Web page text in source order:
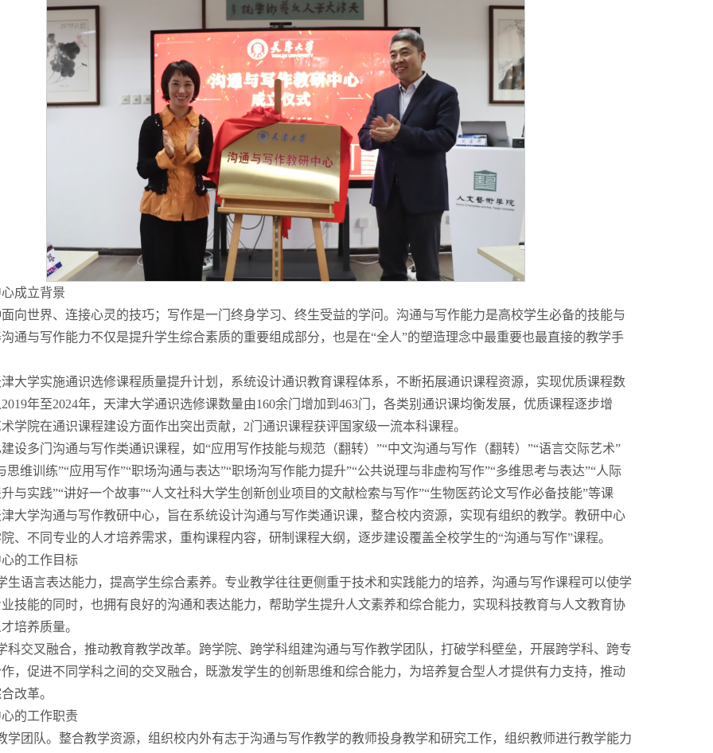
成立背景
向世界、连接心灵的技巧；写作是一门终身学习、终生受益的学问。沟通与写作能力是高校学生必备的技能与
通与写作能力不仅是提升学生综合素质的重要组成部分，也是在“全人”的塑造理念中最重要也最直接的教学手
大学实施通识选修课程质量提升计划，系统设计通识教育课程体系，不断拓展通识课程资源，实现优质课程数
年至2024年，天津大学通识选修课数量由160余门增加到463门，各类别通识课均衡发展，优质课程逐步增
学院在通识课程建设方面作出突出贡献，2门通识课程获评国家级一流本科课程。
设多门沟通与写作类通识课程，如“应用写作技能与规范（翻转）”“中文沟通与写作（翻转）”“语言交际艺术”
思维训练”“应用写作”“职场沟通与表达”“职场沟写作能力提升”“公共说理与非虚构写作”“多维思考与表达”“人际
与实践”“讲好一个故事”“人文社科大学生创新创业项目的文献检索与写作”“生物医药论文写作必备技能”等课
大学沟通与写作教研中心，旨在系统设计沟通与写作类通识课，整合校内资源，实现有组织的教学。教研中心
、不同专业的人才培养需求，重构课程内容，研制课程大纲，逐步建设覆盖全校学生的“沟通与写作”课程。
的工作目标
生语言表达能力，提高学生综合素养。专业教学往往更侧重于技术和实践能力的培养，沟通与写作课程可以使学
技能的同时，也拥有良好的沟通和表达能力，帮助学生提升人文素养和综合能力，实现科技教育与人文教育协
培养质量。
科交叉融合，推动教育教学改革。跨学院、跨学科组建沟通与写作教学团队，打破学科壁垒，开展跨学科、跨专
，促进不同学科之间的交叉融合，既激发学生的创新思维和综合能力，为培养复合型人才提供有力支持，推动
改革。
的工作职责
学团队。整合教学资源，组织校内外有志于沟通与写作教学的教师投身教学和研究工作，组织教师进行教学能力